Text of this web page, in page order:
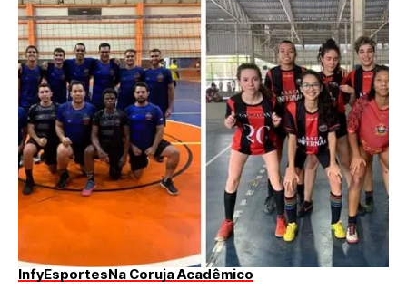
InfyEsportesNa Coruja Acadêmico